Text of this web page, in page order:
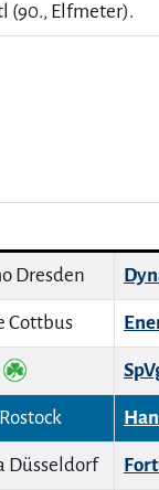
(90., Elfmeter).